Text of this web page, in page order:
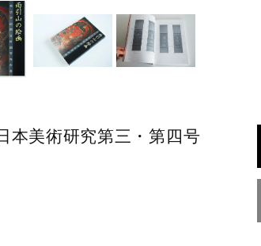
本美術研究第三・第四号